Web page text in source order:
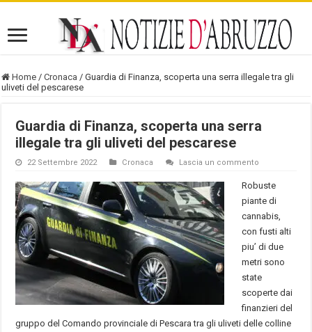
Home / Cronaca / Guardia di Finanza, scoperta una serra illegale tra gli
uliveti del pescarese
Guardia di Finanza, scoperta una serra
illegale tra gli uliveti del pescarese
22 Settembre 2022 Cronaca Lascia un commento
Robuste
piante di
cannabis,
con fusti alti
piu’ di due
metri sono
state
scoperte dai
finanzieri del
gruppo del Comando provinciale di Pescara tra gli uliveti delle colline